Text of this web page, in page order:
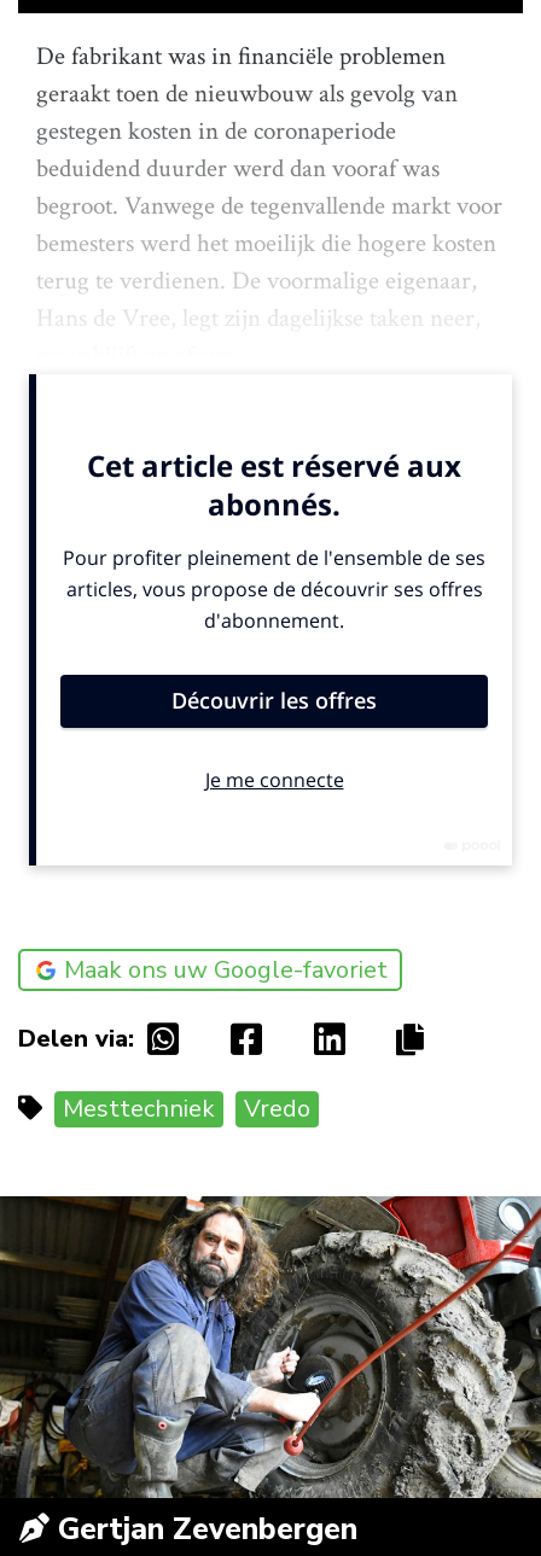
De fabrikant was in financiële problemen
geraakt toen de nieuwbouw als gevolg van
gestegen kosten in de coronaperiode
beduidend duurder werd dan vooraf was
begroot. Vanwege de tegenvallende markt voor
bemesters werd het moeilijk die hogere kosten
terug te verdienen. De voormalige eigenaar,
Hans de Vree, legt zijn dagelijkse taken neer,
Maak ons uw Google-favoriet
Delen via:
Mesttechniek Vredo
Gertjan Zevenbergen